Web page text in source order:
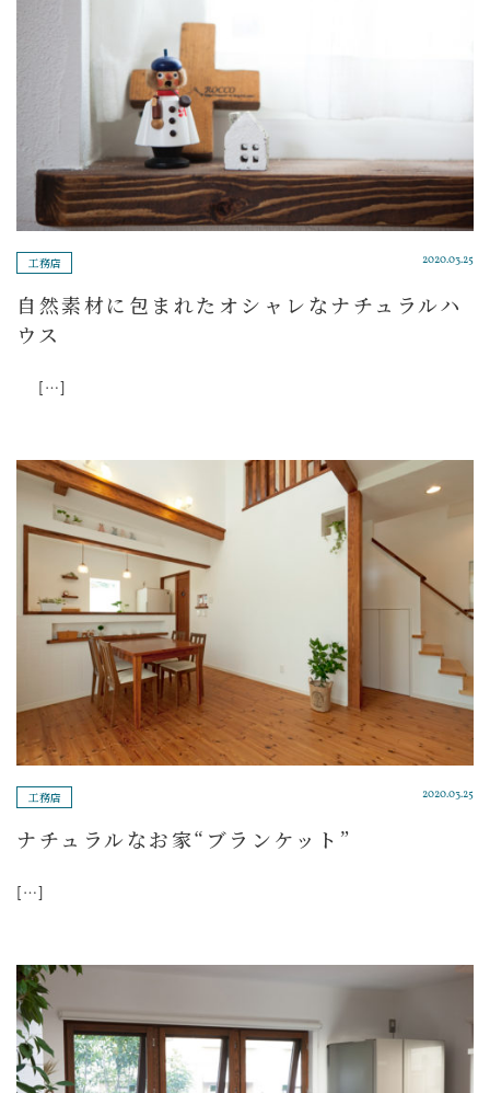
工務店 2020.03.25
自然素材に包まれたオシャレなナチュラルハ
ウス
[…]
工務店 2020.03.25
ナチュラルなお家“ブランケット”
[…]